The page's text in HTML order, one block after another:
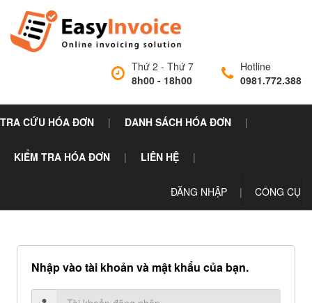
Thứ 2 - Thứ 7
8h00 - 18h00
Hotline
0981.772.388
TRA CỨU HÓA ĐƠN | DANH SÁCH HÓA ĐƠN |
KIỂM TRA HÓA ĐƠN | LIÊN HỆ |
ĐĂNG NHẬP | CÔNG CỤ
Nhập vào tài khoản và mật khẩu của bạn.